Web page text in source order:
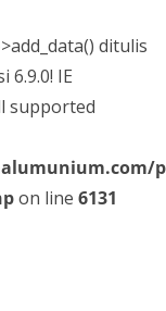
ditulis
6.9.0! IE
supported
p
on line 6131